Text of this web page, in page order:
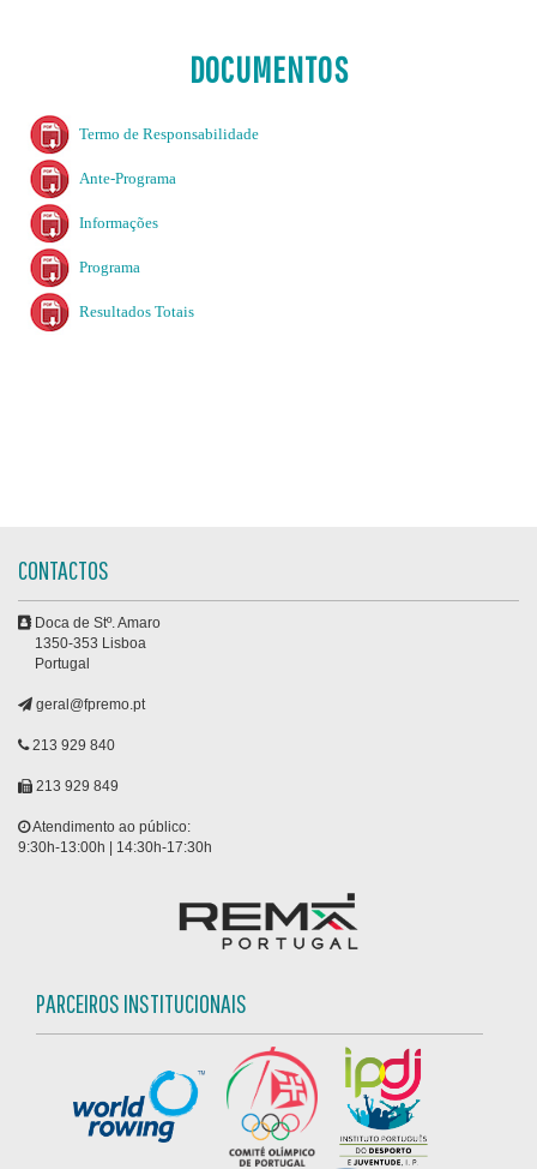
DOCUMENTOS
Termo de Responsabilidade
Ante-Programa
Informações
Programa
Resultados Totais
CONTACTOS
Doca de Stº. Amaro
1350-353 Lisboa
Portugal
geral@fpremo.pt
213 929 840
213 929 849
Atendimento ao público:
9:30h-13:00h | 14:30h-17:30h
PARCEIROS INSTITUCIONAIS